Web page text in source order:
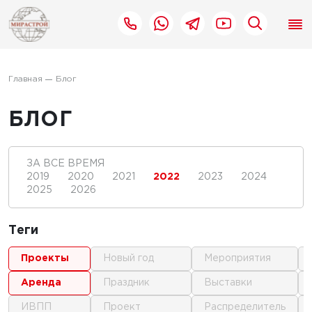
Главная Блог
БЛОГ
ЗА ВСЕ ВРЕМЯ
2019
2020 2021 2022 2023
2024
2025
2026
Теги
проекты
аренда
ИВПП
новый год
праздник
проект
мероприятия
выставки
распределитель